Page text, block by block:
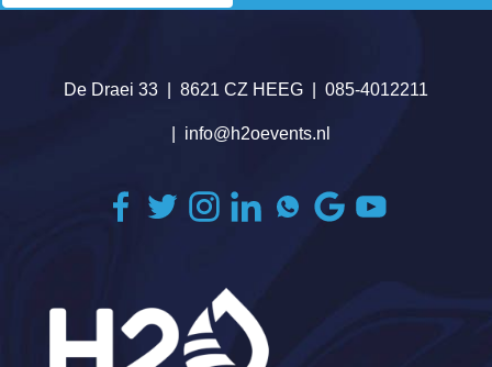
De Draei 33 8621 CZ HEEG 085-4012211
info@h2oevents.nl